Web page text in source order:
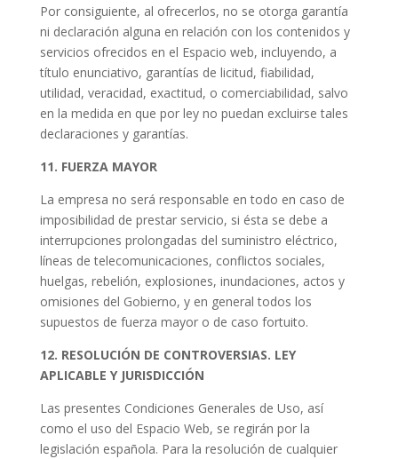
Por consiguiente, al ofrecerlos, no se otorga garantía
ni declaración alguna en relación con los contenidos y
servicios ofrecidos en el Espacio web, incluyendo, a
título enunciativo, garantías de licitud, fiabilidad,
utilidad, veracidad, exactitud, o comerciabilidad, salvo
en la medida en que por ley no puedan excluirse tales
declaraciones y garantías.
11. FUERZA MAYOR
La empresa no será responsable en todo en caso de
imposibilidad de prestar servicio, si ésta se debe a
interrupciones prolongadas del suministro eléctrico,
líneas de telecomunicaciones, conflictos sociales,
huelgas, rebelión, explosiones, inundaciones, actos y
omisiones del Gobierno, y en general todos los
supuestos de fuerza mayor o de caso fortuito.
12. RESOLUCIÓN DE CONTROVERSIAS. LEY
APLICABLE Y JURISDICCIÓN
Las presentes Condiciones Generales de Uso, así
como el uso del Espacio Web, se regirán por la
legislación española. Para la resolución de cualquier